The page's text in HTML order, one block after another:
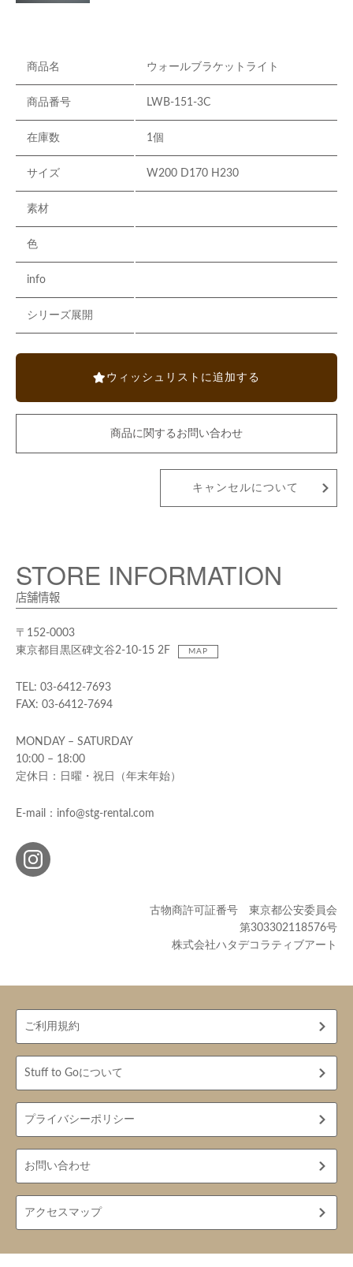
商品名 ウォールブラケットライト
商品番号 LWB-151-3C
在庫数 1個
サイズ W200 D170 H230
素材
色
info
シリーズ展開
ウィッシュリストに追加する
商品に関するお問い合わせ
キャンセルについて
STORE INFORMATION
店舗情報
〒152-0003
東京都目黒区碑文谷2-10-15 2F
MAP
TEL: 03-6412-7693
FAX: 03-6412-7694
MONDAY – SATURDAY
10:00 – 18:00
定休日：日曜・祝日（年末年始）
E-mail：info@stg-rental.com
古物商許可証番号 東京都公安委員会
第303302118576号
株式会社ハタデコラティブアート
ご利用規約
Stuff to Goについて
プライバシーポリシー
お問い合わせ
アクセスマップ